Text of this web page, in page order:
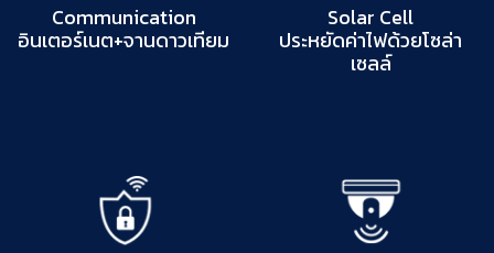
Communication
อินเตอร์เนต+จานดาวเทียม
Solar Cell
ประหยัดค่าไฟด้วยโซล่า
เซลล์